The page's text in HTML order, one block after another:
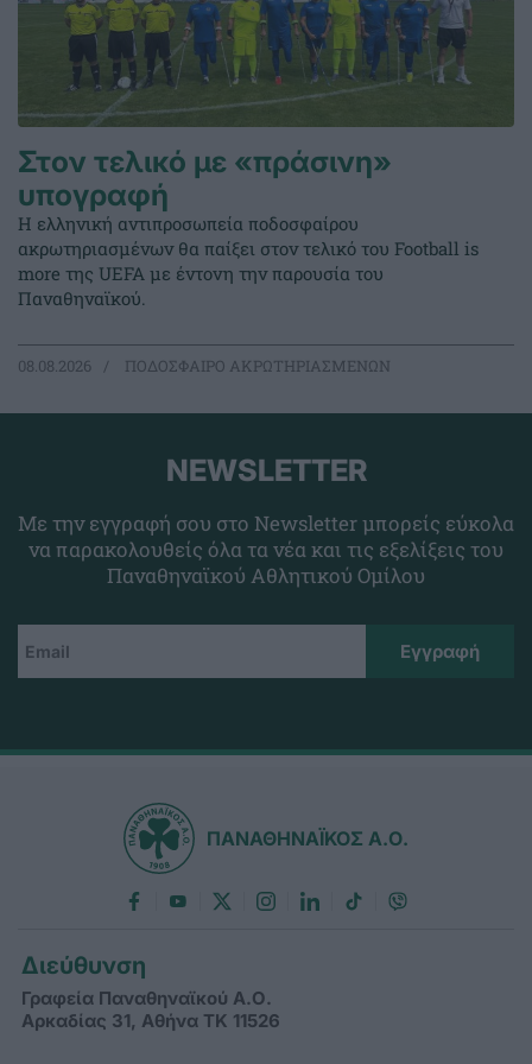
Στον τελικό με «πράσινη»
υπογραφή
Η ελληνική αντιπροσωπεία ποδοσφαίρου
ακρωτηριασμένων θα παίξει στον τελικό του Football is
more της UEFA με έντονη την παρουσία του
Παναθηναϊκού.
08.08.2026 ΠΟΔΟΣΦΑΙΡΟ ΑΚΡΩΤΗΡΙΑΣΜΕΝΩΝ
NEWSLETTER
Με την εγγραφή σου στο Newsletter μπορείς εύκολα
να παρακολουθείς όλα τα νέα και τις εξελίξεις του
Παναθηναϊκού Αθλητικού Ομίλου
ΠΑΝΑΘΗΝΑΪΚΟΣ Α.Ο.
Διεύθυνση
Γραφεία Παναθηναϊκού Α.Ο.
Αρκαδίας 31, Αθήνα ΤΚ 11526